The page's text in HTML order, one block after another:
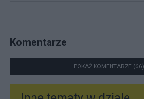
Komentarze
POKAŻ KOMENTARZE (66)